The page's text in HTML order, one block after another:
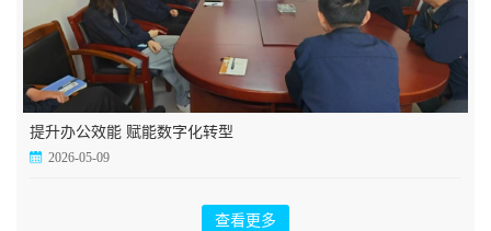
提升办公效能 赋能数字化转型
2026-05-09
查看更多